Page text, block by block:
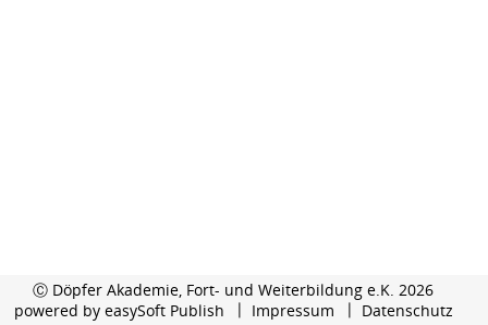
Ⓒ Döpfer Akademie, Fort- und Weiterbildung e.K. 2026
powered by easySoft Publish Impressum Datenschutz